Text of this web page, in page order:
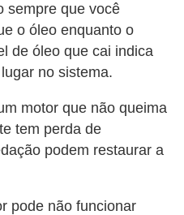
sempre que você
o óleo enquanto o
de óleo que cai indica
no sistema.
motor que não queima
tem perda de
podem restaurar a
pode não funcionar